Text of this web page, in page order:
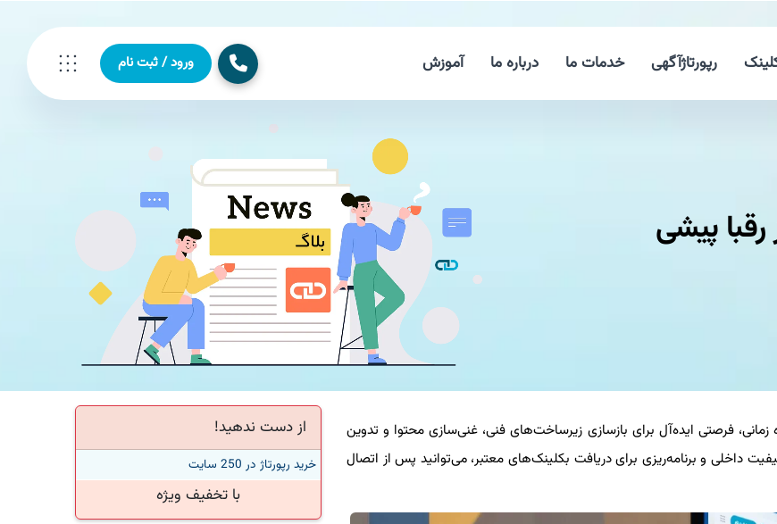
رپورتاژآگهی خدمات ما درباره ما آموزش ورود / ثبت نام
پیشی
فرصتی ایده‌آل برای بازسازی زیرساخت‌های فنی، غنی‌سازی محتوا و تدوین
داخلی و برنامه‌ریزی برای دریافت بکلینک‌های معتبر، می‌توانید پس از اتصال
از دست ندهید!
خرید رپورتاژ در 250 سایت
با تخفیف ویژه